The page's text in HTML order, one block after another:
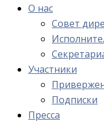
О нас
Cовет
Участники
Подписки
Пресса